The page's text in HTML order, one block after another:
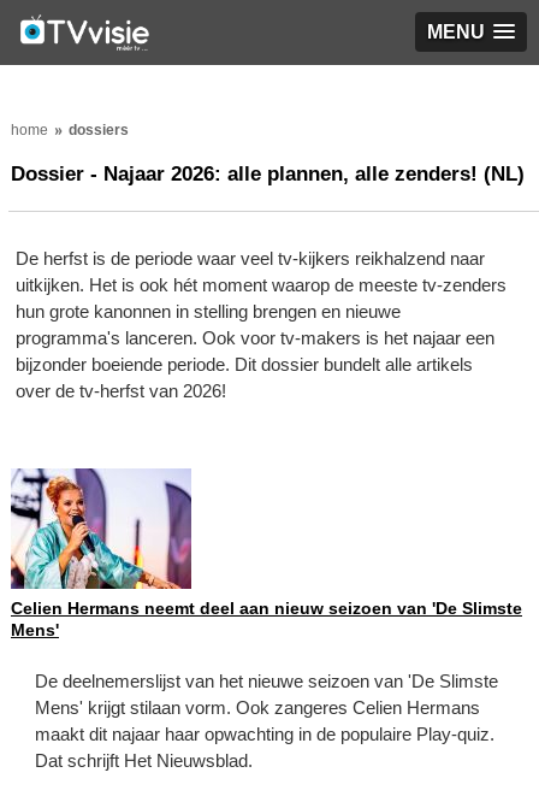
MENU
home dossiers
Dossier - Najaar 2026: alle plannen, alle zenders! (NL)
De herfst is de periode waar veel tv-kijkers reikhalzend naar
uitkijken. Het is ook hét moment waarop de meeste tv-zenders
hun grote kanonnen in stelling brengen en nieuwe
programma's lanceren. Ook voor tv-makers is het najaar een
bijzonder boeiende periode. Dit dossier bundelt alle artikels
over de tv-herfst van 2026!
Celien Hermans neemt deel aan nieuw seizoen van 'De Slimste
Mens'
De deelnemerslijst van het nieuwe seizoen van 'De Slimste
Mens' krijgt stilaan vorm. Ook zangeres Celien Hermans
maakt dit najaar haar opwachting in de populaire Play-quiz.
Dat schrijft Het Nieuwsblad.